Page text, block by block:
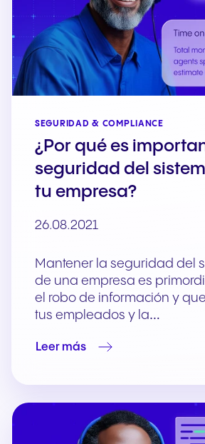
SEGURIDAD & COMPLIANCE
¿Por qué es
seguridad del
tu empresa?
26.08.2021
Mantener la seguridad del
de una empresa es
el robo de información y
tus empleados y la…
Leer más